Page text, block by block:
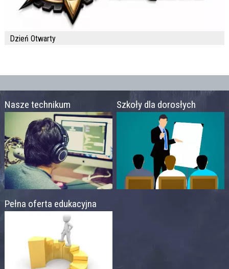
Dzień Otwarty
Nasze technikum Szkoły dla dorosłych
Pełna oferta edukacyjna